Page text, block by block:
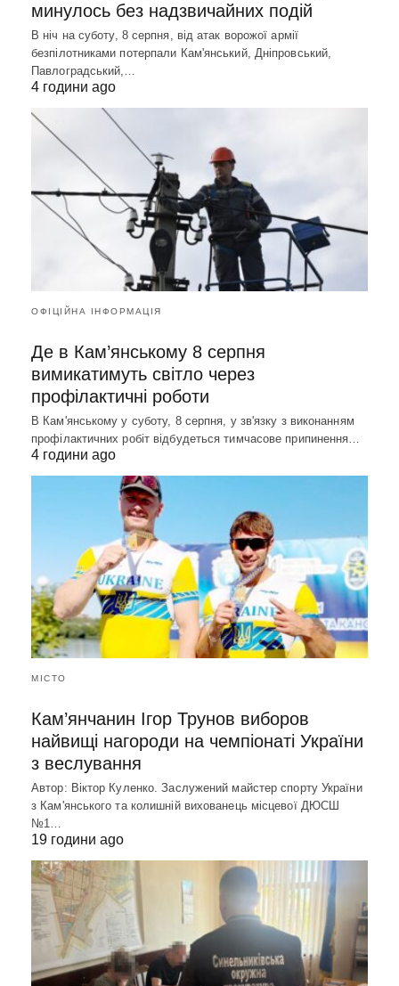
минулось без надзвичайних подій
В ніч на суботу, 8 серпня, від атак ворожої армії
безпілотниками потерпали Кам'янський, Дніпровський,
Павлоградський,…
4 години ago
ОФІЦІЙНА ІНФОРМАЦІЯ
Де в Кам’янському 8 серпня
вимикатимуть світло через
профілактичні роботи
В Кам'янському у суботу, 8 серпня, у зв'язку з виконанням
профілактичних робіт відбудеться тимчасове припинення…
4 години ago
МІСТО
Кам’янчанин Ігор Трунов виборов
найвищі нагороди на чемпіонаті України
з веслування
Автор: Віктор Куленко. Заслужений майстер спорту України
з Кам'янського та колишній вихованець місцевої ДЮСШ
№1…
19 години ago